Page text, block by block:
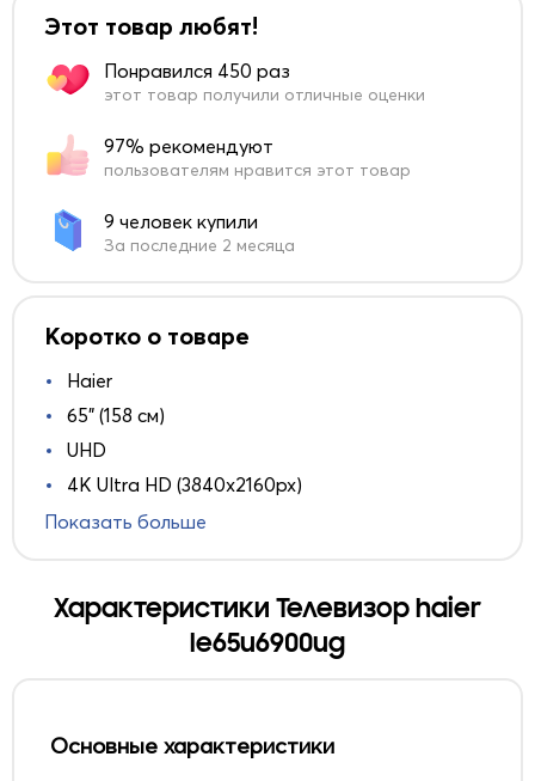
Этот товар любят!
Понравился 450 раз
этот товар получили отличные оценки
97% рекомендуют
пользователям нравится этот товар
9 человек купили
За последние 2 месяца
Коротко о товаре
Haier
65" (158 см)
UHD
4K Ultra HD (3840x2160px)
Показать больше
Характеристики Телевизор haier
le65u6900ug
Основные характеристики